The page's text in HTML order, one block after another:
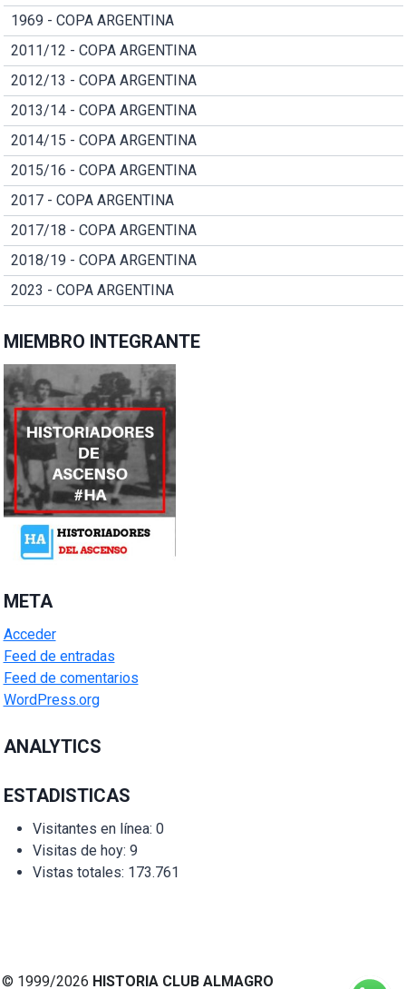
1969 - COPA ARGENTINA
2011/12 - COPA ARGENTINA
2012/13 - COPA ARGENTINA
2013/14 - COPA ARGENTINA
2014/15 - COPA ARGENTINA
2015/16 - COPA ARGENTINA
2017 - COPA ARGENTINA
2017/18 - COPA ARGENTINA
2018/19 - COPA ARGENTINA
2023 - COPA ARGENTINA
MIEMBRO INTEGRANTE
META
Acceder
Feed de entradas
Feed de comentarios
WordPress.org
ANALYTICS
ESTADISTICAS
Visitantes en línea: 0
Visitas de hoy: 9
Vistas totales: 173.761
© 1999/2026 HISTORIA CLUB ALMAGRO